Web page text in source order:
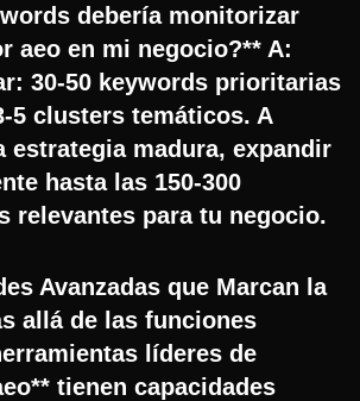
debería monitorizar
aeo en mi negocio?** A:
30-50 keywords prioritarias
5 clusters temáticos. A
estrategia madura, expandir
hasta las 150-300
relevantes para tu negocio.
Avanzadas que Marcan la
allá de las funciones
líderes de
tienen capacidades